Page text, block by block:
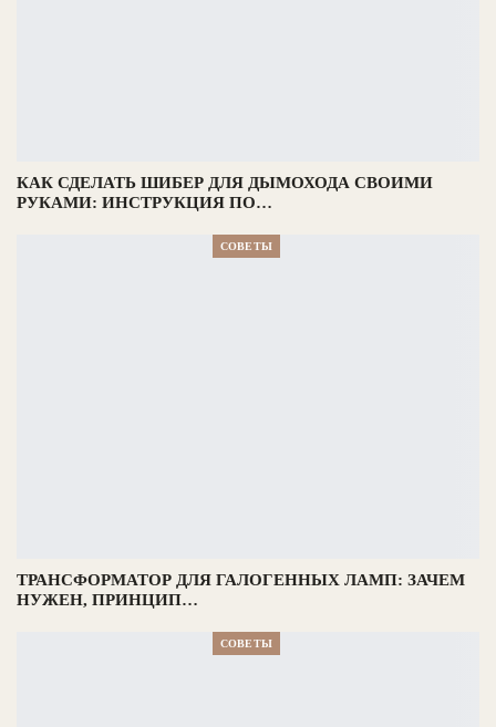
КАК СДЕЛАТЬ ШИБЕР ДЛЯ ДЫМОХОДА СВОИМИ
РУКАМИ: ИНСТРУКЦИЯ ПО…
СОВЕТЫ
ТРАНСФОРМАТОР ДЛЯ ГАЛОГЕННЫХ ЛАМП: ЗАЧЕМ
НУЖЕН, ПРИНЦИП…
СОВЕТЫ